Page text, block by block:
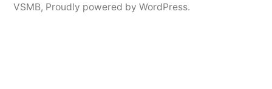
VSMB, Proudly powered by WordPress.